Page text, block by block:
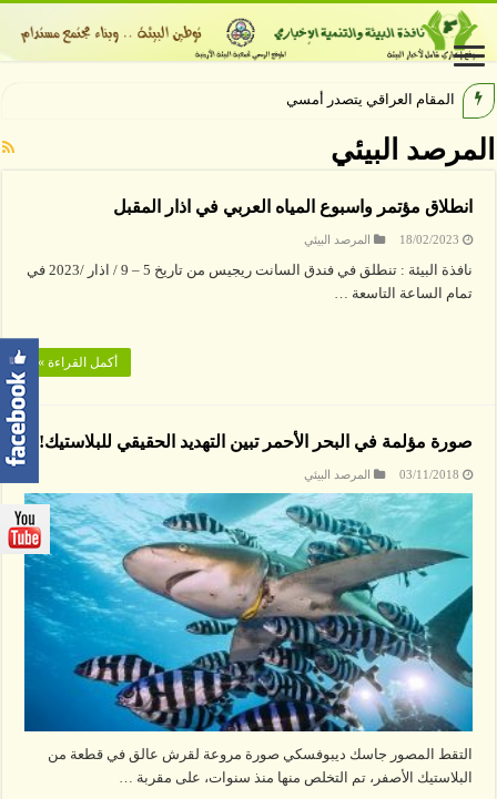
المقام العراقي يتصدر أمسيات الهي
المرصد البيئي
انطلاق مؤتمر واسبوع المياه العربي في اذار المقبل
18/02/2023 المرصد البيئي
نافذة البيئة : تنطلق في فندق السانت ريجيس من تاريخ 5 – 9 / اذار /2023 في
تمام الساعة التاسعة …
أكمل القراءة »
صورة مؤلمة في البحر الأحمر تبين التهديد الحقيقي للبلاستيك!
03/11/2018 المرصد البيئي
التقط المصور جاسك ديبوفسكي صورة مروعة لقرش عالق في قطعة من
البلاستيك الأصفر، تم التخلص منها منذ سنوات، على مقربة …